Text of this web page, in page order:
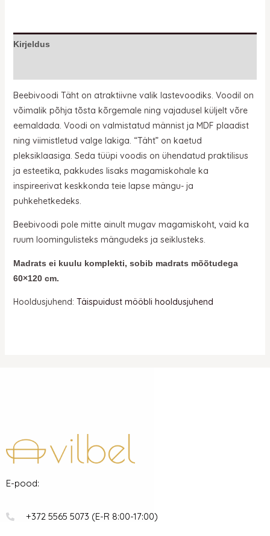
Kirjeldus
Beebivoodi Täht on atraktiivne valik lastevoodiks. Voodil on
võimalik põhja tõsta kõrgemale ning vajadusel küljelt võre
eemaldada. Voodi on valmistatud männist ja MDF plaadist
ning viimistletud valge lakiga. “Täht” on kaetud
pleksiklaasiga. Seda tüüpi voodis on ühendatud praktilisus
ja esteetika, pakkudes lisaks magamiskohale ka
inspireerivat keskkonda teie lapse mängu- ja
puhkehetkedeks.
Beebivoodi pole mitte ainult mugav magamiskoht, vaid ka
ruum loomingulisteks mängudeks ja seiklusteks.
Madrats ei kuulu komplekti, sobib madrats mõõtudega
60×120 cm.
Hooldusjuhend: Täispuidust mööbli hooldusjuhend
E-pood:
+372 5565 5073 (E-R 8:00-17:00)